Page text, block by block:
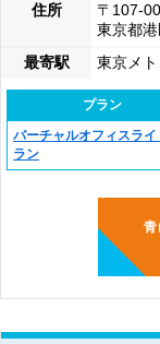
住所
〒107-
東京都
最寄駅
東京メ
プラン
バーチャルオフィスライ
ラン